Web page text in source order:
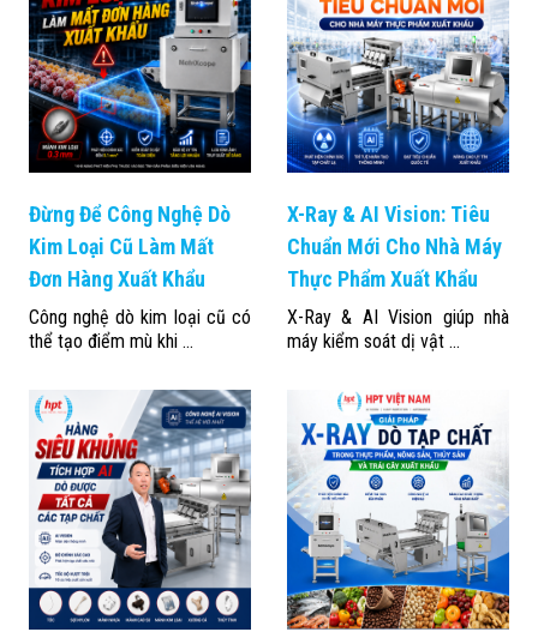
Đừng Để Công Nghệ Dò
Kim Loại Cũ Làm Mất
Đơn Hàng Xuất Khẩu
Công nghệ dò kim loại cũ có
thể tạo điểm mù khi ...
X-Ray & AI Vision: Tiêu
Chuẩn Mới Cho Nhà Máy
Thực Phẩm Xuất Khẩu
X-Ray & AI Vision giúp nhà
máy kiểm soát dị vật ...